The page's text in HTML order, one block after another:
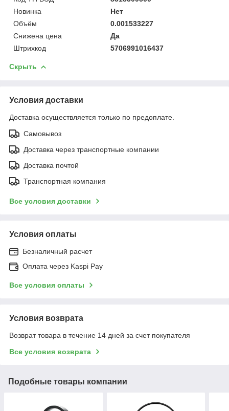
Новинка
Нет
Объём
0.001533227
Снижена цена
Да
Штрихкод
5706991016437
Скрыть
Условия доставки
Доставка осуществляется только по предоплате.
Самовывоз
Доставка через транспортные компании
Доставка почтой
Транспортная компания
Все условия доставки
Условия оплаты
Безналичный расчет
Оплата через Kaspi Pay
Все условия оплаты
Условия возврата
Возврат товара в течение 14 дней за счет покупателя
Все условия возврата
Подобные товары компании